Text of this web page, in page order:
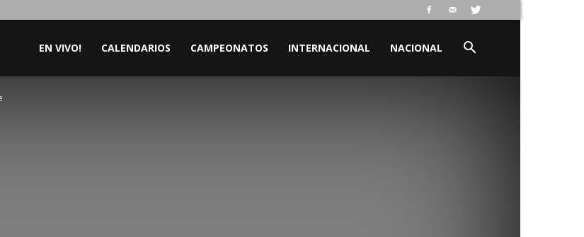
EN VIVO! CALENDARIOS CAMPEONATOS INTERNACIONAL NACIONAL